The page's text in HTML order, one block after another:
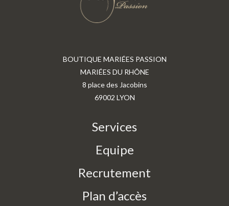
BOUTIQUE MARIÉES PASSION
MARIÉES DU RHÔNE
8 place des Jacobins
69002 LYON
Services
Equipe
Recrutement
Plan d’accès